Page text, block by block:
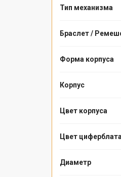
Тип механизма
Браслет /
Форма корпуса
Корпус
Цвет корпуса
Цвет
Диаметр